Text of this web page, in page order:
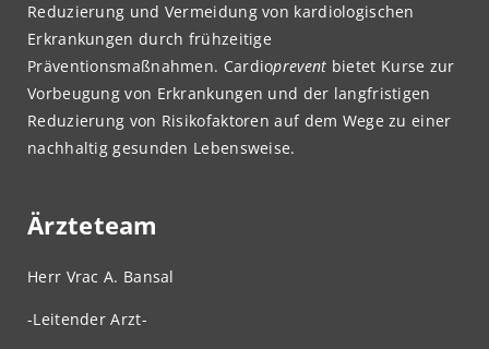
Reduzierung und Vermeidung von kardiologischen
Erkrankungen durch frühzeitige
Präventionsmaßnahmen. Cardioprevent bietet Kurse zur
Vorbeugung von Erkrankungen und der langfristigen
Reduzierung von Risikofaktoren auf dem Wege zu einer
nachhaltig gesunden Lebensweise.
Ärzteteam
Herr Vrac A. Bansal
-Leitender Arzt-